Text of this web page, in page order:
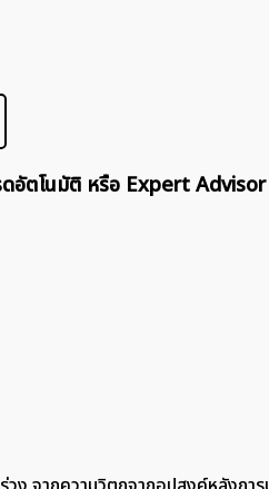
ดอัตโนมัติ หรือ Expert